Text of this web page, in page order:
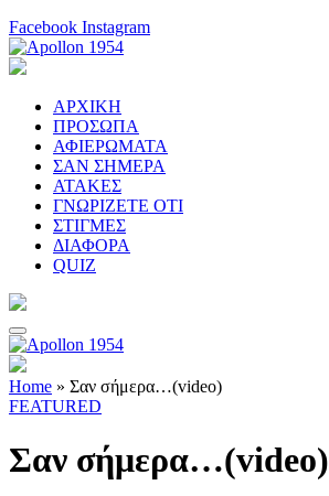
Facebook Instagram
ΑΡΧΙΚΗ
ΠΡΟΣΩΠΑ
ΑΦΙΕΡΩΜΑΤΑ
ΣΑΝ ΣΗΜΕΡΑ
ΑΤΑΚΕΣ
ΓΝΩΡΙΖΕΤΕ ΟΤΙ
ΣΤΙΓΜΕΣ
ΔΙΑΦΟΡΑ
QUIZ
Home » Σαν σήμερα…(video)
FEATURED
Σαν σήμερα…(video)